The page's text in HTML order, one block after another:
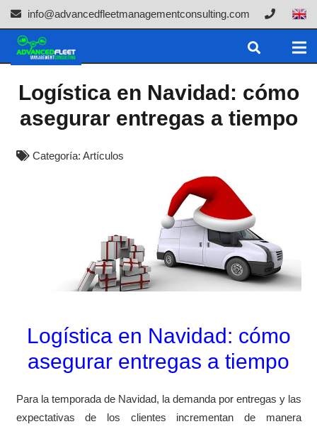
info@advancedfleetmanagementconsulting.com
Logística en Navidad: cómo
asegurar entregas a tiempo
Categoría: Artículos
Logística en Navidad: cómo
asegurar entregas a tiempo
Para la temporada de Navidad, la demanda por entregas y las
expectativas de los clientes incrementan de manera